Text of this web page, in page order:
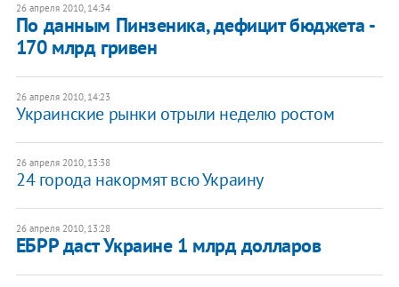
26 апреля 2010, 14:34
По данным Пинзеника, дефицит бюджета -
170 млрд гривен
26 апреля 2010, 14:23
Украинские рынки отрыли неделю ростом
26 апреля 2010, 13:38
24 города накормят всю Украину
26 апреля 2010, 13:28
ЕБРР даст Украине 1 млрд долларов